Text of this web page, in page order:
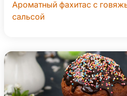
Ароматный фахитас с
сальсой